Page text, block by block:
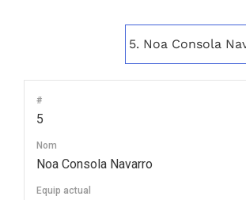
#
5
Nom
Noa Consola Navarro
Equip actual